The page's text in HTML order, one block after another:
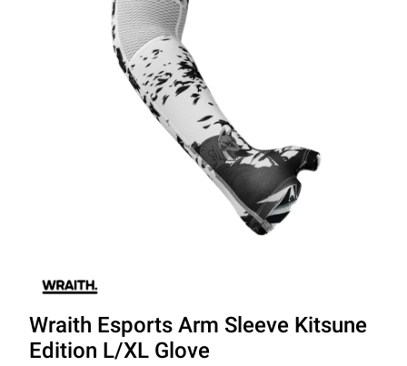
Wraith Esports Arm Sleeve Kitsune
Edition L/XL Glove